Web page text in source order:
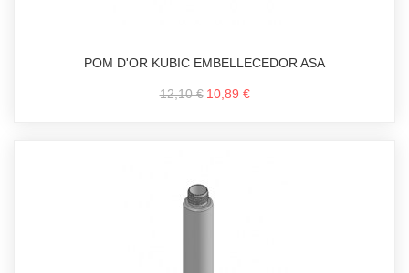
POM D'OR KUBIC EMBELLECEDOR ASA
12,10 € 10,89 €